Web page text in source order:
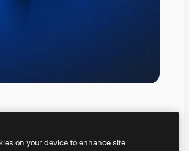
on your device to enhance site